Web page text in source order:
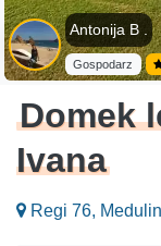
Antonija B .
Gospodarz
Domek
Ivana
Regi 76, Medulin